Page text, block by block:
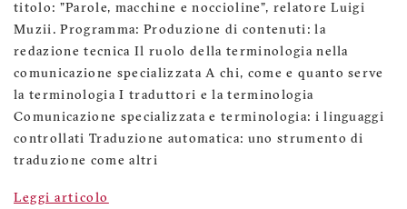
titolo: "Parole, macchine e noccioline", relatore Luigi
Muzii. Programma: Produzione di contenuti: la
redazione tecnica Il ruolo della terminologia nella
comunicazione specializzata A chi, come e quanto serve
la terminologia I traduttori e la terminologia
Comunicazione specializzata e terminologia: i linguaggi
controllati Traduzione automatica: uno strumento di
traduzione come altri
Leggi articolo